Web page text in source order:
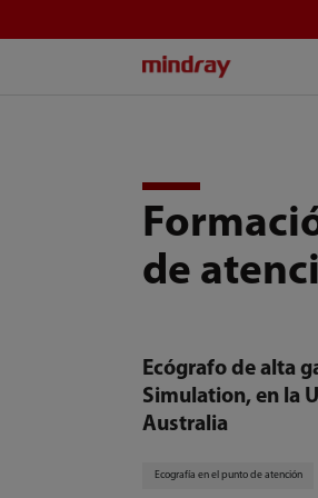
de
Ecógrafo de alta
Simulation, en la
Australia
Ecografía en el punto de atención